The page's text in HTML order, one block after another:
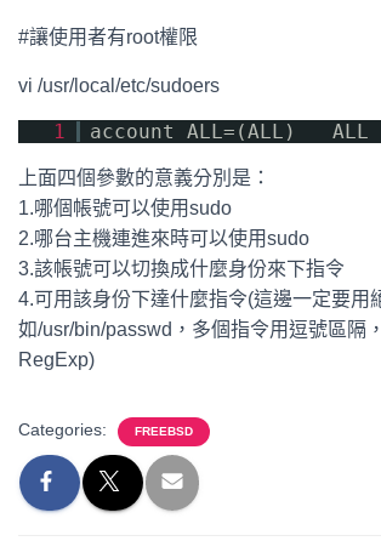
#讓使用者有root權限
vi /usr/local/etc/sudoers
1 account ALL=(ALL) ALL
上面四個參數的意義分別是：
1.哪個帳號可以使用sudo
2.哪台主機連進來時可以使用sudo
3.該帳號可以切換成什麼身份來下指令
4.可用該身份下達什麼指令(這邊一定要用
如/usr/bin/passwd，多個指令用逗號區隔
RegExp)
Categories: FREEBSD